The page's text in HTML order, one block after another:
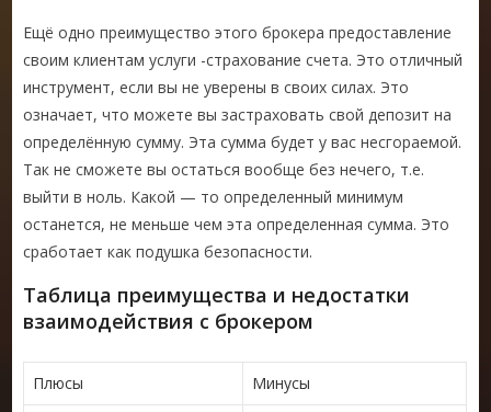
Ещё одно преимущество этого брокера предоставление
своим клиентам услуги -страхование счета. Это отличный
инструмент, если вы не уверены в своих силах. Это
означает, что можете вы застраховать свой депозит на
определённую сумму. Эта сумма будет у вас несгораемой.
Так не сможете вы остаться вообще без нечего, т.е.
выйти в ноль. Какой — то определенный минимум
останется, не меньше чем эта определенная сумма. Это
сработает как подушка безопасности.
Таблица преимущества и недостатки
взаимодействия с брокером
Плюсы Минусы